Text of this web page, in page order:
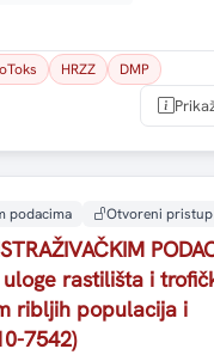
HRZZ DMP
podacima Otvoreni pristup
rastilišta i
ribljih populacija i
7542)